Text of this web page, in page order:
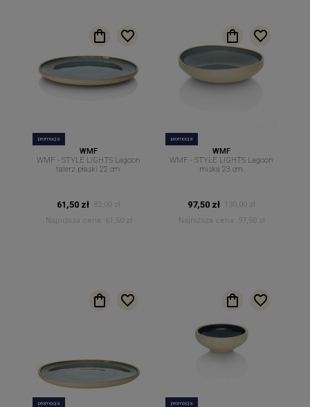
promocja
WMF
WMF - STYLE LIGHTS Lagoon
talerz płaski 22 cm.
61,50 zł 82,00 zł
Najniższa cena:
61,50 zł
promocja
WMF
WMF - STYLE LIGHTS Lagoon
miska 23 cm.
97,50 zł
130,00 zł
Najniższa cena:
97,50 zł
promocja promocja